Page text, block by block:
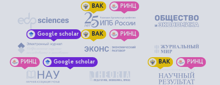
ВАК РИНЦ
Google scholar ВАК РИНЦ
РИНЦ Google scholar ВАК РИНЦ